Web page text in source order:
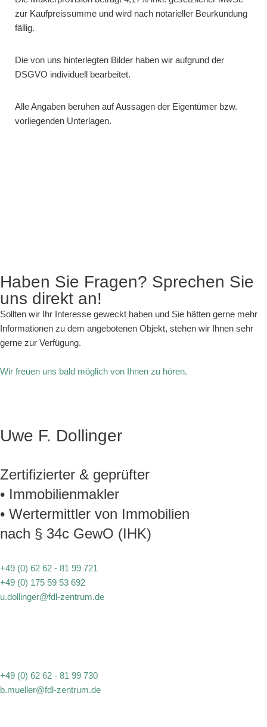
zur Kaufpreissumme und wird nach notarieller Beurkundung
fällig.
Die von uns hinterlegten Bilder haben wir aufgrund der
DSGVO individuell bearbeitet.
Alle Angaben beruhen auf Aussagen der Eigentümer bzw.
vorliegenden Unterlagen.
Haben Sie Fragen? Sprechen Sie
uns direkt an!
Sollten wir Ihr Interesse geweckt haben und Sie hätten gerne mehr
Informationen zu dem angebotenen Objekt, stehen wir Ihnen sehr
gerne zur Verfügung.
Wir freuen uns bald möglich von Ihnen zu hören.
Uwe F. Dollinger
Zertifizierter & geprüfter
• Immobilienmakler
• Wertermittler von Immobilien
nach § 34c GewO (IHK)
+49 (0) 62 62 - 81 99 721
+49 (0) 175 59 53 692
u.dollinger@fdl-zentrum.de
+49 (0) 62 62 - 81 99 730
b.mueller@fdl-zentrum.de